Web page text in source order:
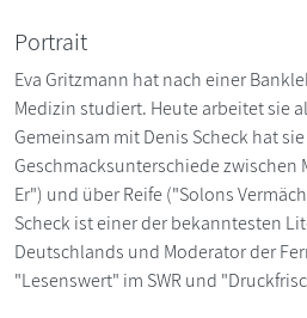
Portrait
Eva Gritzmann hat nach einer
Medizin studiert. Heute arbeitet sie
Gemeinsam mit Denis Scheck hat
Geschmacksunterschiede zwischen
Er") und über Reife ("Solons
Scheck ist einer der bekanntesten
Deutschlands und Moderator der
"Lesenswert" im SWR und